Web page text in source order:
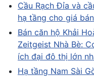
Cầu Rạch Đỉa và
hạ tầng cho giá
Bán căn hộ Khải
Zeitgeist Nhà Bè:
ích đại đô thị lớn
Hạ tầng Nam Sài